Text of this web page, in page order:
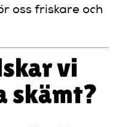
oss friskare och
vi
skämt?